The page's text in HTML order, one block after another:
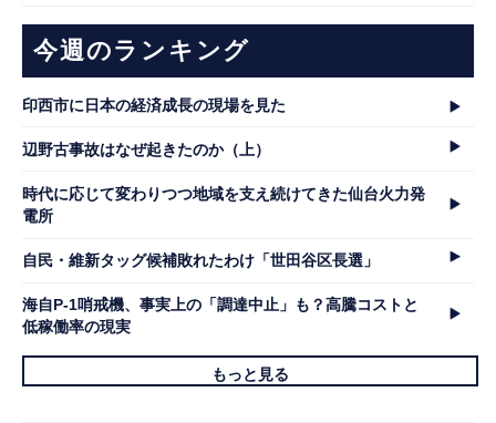
今週のランキング
印西市に日本の経済成長の現場を見た
辺野古事故はなぜ起きたのか（上）
時代に応じて変わりつつ地域を支え続けてきた仙台火力発
電所
自民・維新タッグ候補敗れたわけ「世田谷区長選」
海自P-1哨戒機、事実上の「調達中止」も？高騰コストと
低稼働率の現実
もっと見る